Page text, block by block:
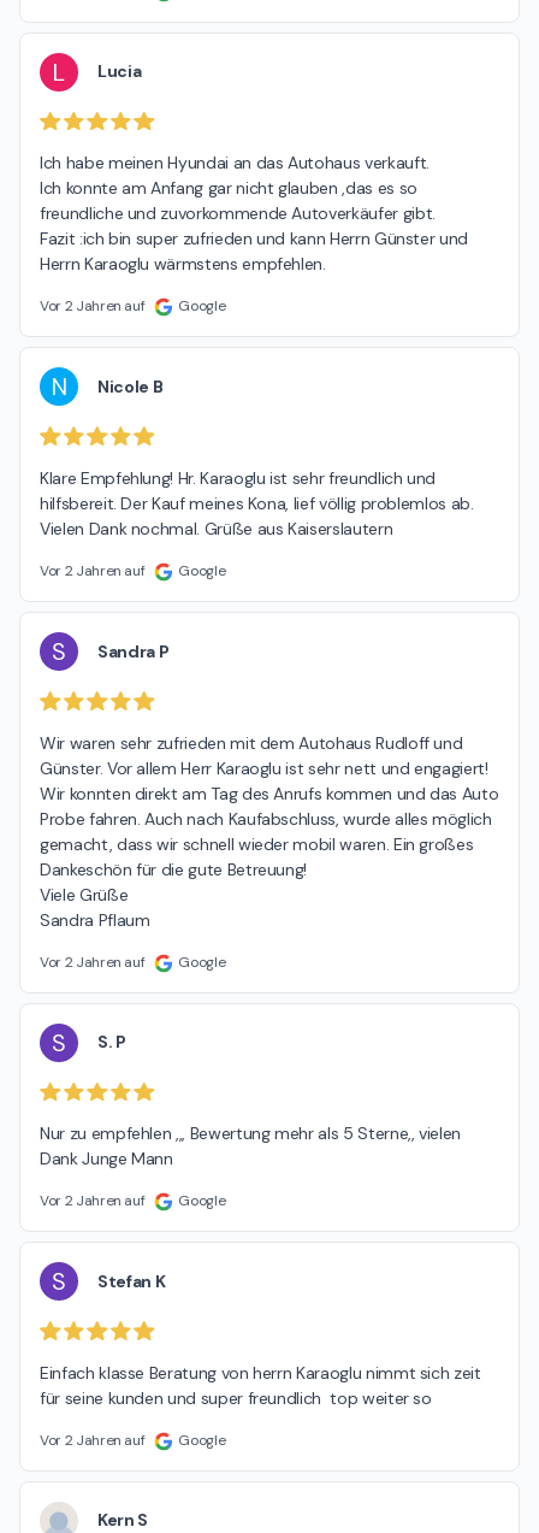
L Lucia
Ich habe meinen Hyundai an das Autohaus verkauft.
Ich konnte am Anfang gar nicht glauben ,das es so
freundliche und zuvorkommende Autoverkäufer gibt.
Fazit :ich bin super zufrieden und kann Herrn Günster und
Herrn Karaoglu wärmstens empfehlen.
Vor 2 Jahren auf Google
N Nicole B
Klare Empfehlung! Hr. Karaoglu ist sehr freundlich und
hilfsbereit. Der Kauf meines Kona, lief völlig problemlos ab.
Vielen Dank nochmal. Grüße aus Kaiserslautern
Vor 2 Jahren auf Google
S Sandra P
Wir waren sehr zufrieden mit dem Autohaus Rudloff und
Günster. Vor allem Herr Karaoglu ist sehr nett und engagiert!
Wir konnten direkt am Tag des Anrufs kommen und das Auto
Probe fahren. Auch nach Kaufabschluss, wurde alles möglich
gemacht, dass wir schnell wieder mobil waren. Ein großes
Dankeschön für die gute Betreuung!
Viele Grüße
Sandra Pflaum
Vor 2 Jahren auf Google
S S. P
Nur zu empfehlen ,,, Bewertung mehr als 5 Sterne,, vielen
Dank Junge Mann
Vor 2 Jahren auf Google
S Stefan K
Einfach klasse Beratung von herrn Karaoglu nimmt sich zeit
für seine kunden und super freundlich  top weiter so
Vor 2 Jahren auf Google
Kern S